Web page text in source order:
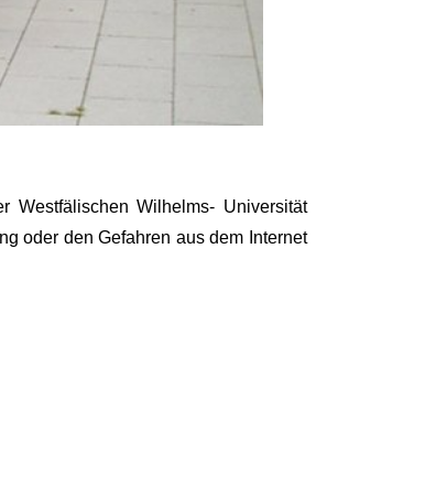
Westfälischen Wilhelms- Universität
oder den Gefahren aus dem Internet